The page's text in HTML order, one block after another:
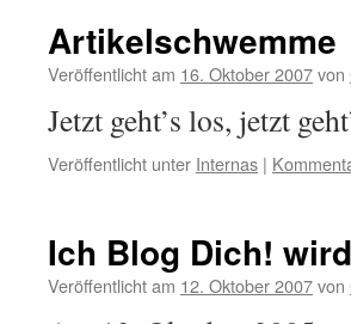
Artikelschwemme
Veröffentlicht am 16. Oktober 2007von
Jetzt geht’s los, jetzt
Veröffentlicht unter Internas |
Ich Blog Dich!
Veröffentlicht am 12. Oktober 2007von